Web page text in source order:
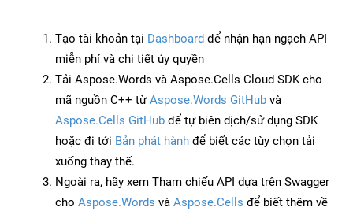
Tạo tài khoản tại Dashboard để nhận hạn ngạch API
miễn phí và chi tiết ủy quyền
Tải Aspose.Words và Aspose.Cells Cloud SDK cho
mã nguồn C++ từAspose.Words GitHub và
Aspose.Cells GitHub để tự biên dịch/sử dụng SDK
hoặc đi tới Bản phát hành để biết các tùy chọn tải
xuống thay thế.
Ngoài ra, hãy xem Tham chiếu API dựa trên Swagger
cho Aspose.Words và Aspose.Cells để biết thêm về